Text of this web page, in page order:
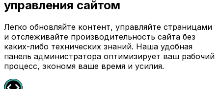
управления сайтом
Легко обновляйте контент, управляйте страницами
и отслеживайте производительность сайта без
каких-либо технических знаний. Наша удобная
панель администратора оптимизирует ваш рабочий
процесс, экономя ваше время и усилия.